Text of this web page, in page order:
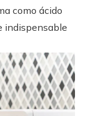
como ácido
indispensable